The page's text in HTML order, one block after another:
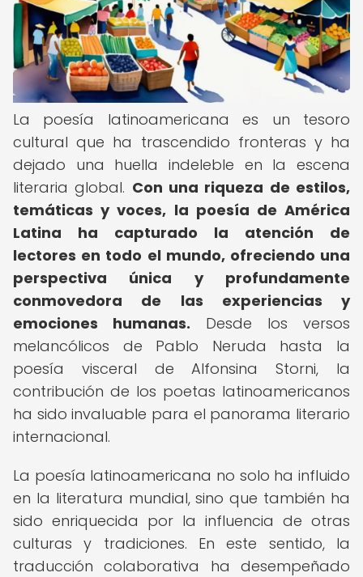
La poesía latinoamericana es un tesoro
cultural que ha trascendido fronteras y ha
dejado una huella indeleble en la escena
literaria global. Con una riqueza de estilos,
temáticas y voces, la poesía de América
Latina ha capturado la atención de
lectores en todo el mundo, ofreciendo una
perspectiva única y profundamente
conmovedora de las experiencias y
emociones humanas. Desde los versos
melancólicos de Pablo Neruda hasta la
poesía visceral de Alfonsina Storni, la
contribución de los poetas latinoamericanos
ha sido invaluable para el panorama literario
internacional.
La poesía latinoamericana no solo ha influido
en la literatura mundial, sino que también ha
sido enriquecida por la influencia de otras
culturas y tradiciones. En este sentido, la
traducción colaborativa ha desempeñado